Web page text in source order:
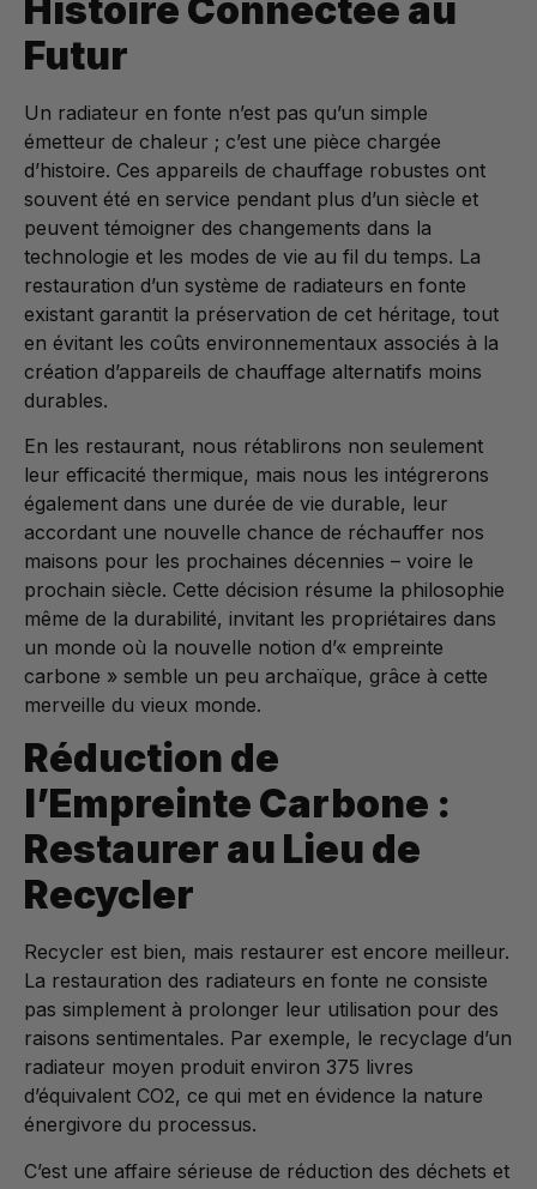
Histoire Connectée au
Futur
Un radiateur en fonte n’est pas qu’un simple
émetteur de chaleur ; c’est une pièce chargée
d’histoire. Ces appareils de chauffage robustes ont
souvent été en service pendant plus d’un siècle et
peuvent témoigner des changements dans la
technologie et les modes de vie au fil du temps. La
restauration d’un système de radiateurs en fonte
existant garantit la préservation de cet héritage, tout
en évitant les coûts environnementaux associés à la
création d’appareils de chauffage alternatifs moins
durables.
En les restaurant, nous rétablirons non seulement
leur efficacité thermique, mais nous les intégrerons
également dans une durée de vie durable, leur
accordant une nouvelle chance de réchauffer nos
maisons pour les prochaines décennies – voire le
prochain siècle. Cette décision résume la philosophie
même de la durabilité, invitant les propriétaires dans
un monde où la nouvelle notion d’« empreinte
carbone » semble un peu archaïque, grâce à cette
merveille du vieux monde.
Réduction de
l’Empreinte Carbone :
Restaurer au Lieu de
Recycler
Recycler est bien, mais restaurer est encore meilleur.
La restauration des radiateurs en fonte ne consiste
pas simplement à prolonger leur utilisation pour des
raisons sentimentales. Par exemple, le recyclage d’un
radiateur moyen produit environ 375 livres
d’équivalent CO2, ce qui met en évidence la nature
énergivore du processus.
C’est une affaire sérieuse de réduction des déchets et